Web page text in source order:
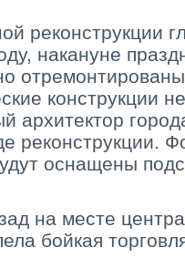
реконструкции
накануне
конструкции
архитектор
реконструкции.
оснащены
на месте
бойкая